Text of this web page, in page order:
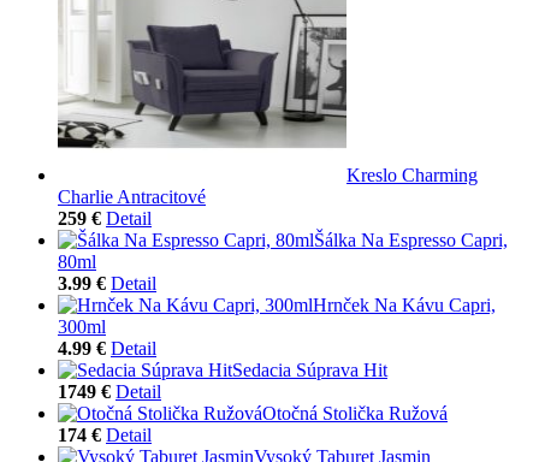
Kreslo Charming
Charlie Antracitové
259 € Detail
Šálka Na Espresso Capri,
80ml
3.99 € Detail
Hrnček Na Kávu Capri,
300ml
4.99 € Detail
Sedacia Súprava Hit
1749 € Detail
Otočná Stolička Ružová
174 € Detail
Vysoký Taburet Jasmin